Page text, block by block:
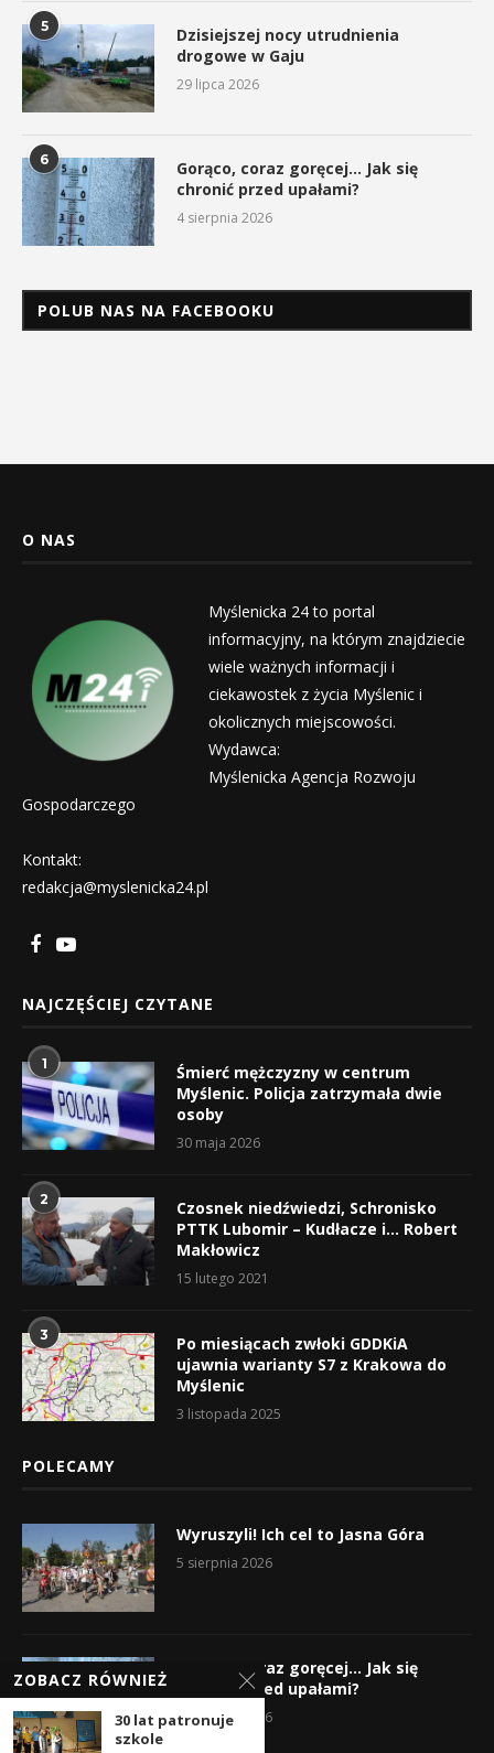
5
Dzisiejszej nocy utrudnienia
drogowe w Gaju
29 lipca 2026
6
Gorąco, coraz goręcej… Jak się
chronić przed upałami?
4 sierpnia 2026
POLUB NAS NA FACEBOOKU
O NAS
Myślenicka 24 to portal
informacyjny, na którym znajdziecie
wiele ważnych informacji i
ciekawostek z życia Myślenic i
okolicznych miejscowości.
Wydawca:
Myślenicka Agencja Rozwoju
Gospodarczego
Kontakt:
redakcja@myslenicka24.pl
NAJCZĘŚCIEJ CZYTANE
1
Śmierć mężczyzny w centrum
Myślenic. Policja zatrzymała dwie
osoby
30 maja 2026
2
Czosnek niedźwiedzi, Schronisko
PTTK Lubomir – Kudłacze i… Robert
Makłowicz
15 lutego 2021
3
Po miesiącach zwłoki GDDKiA
ujawnia warianty S7 z Krakowa do
Myślenic
3 listopada 2025
POLECAMY
Wyruszyli! Ich cel to Jasna Góra
5 sierpnia 2026
Gorąco, coraz goręcej… Jak się
chronić przed upałami?
4 sierpnia 2026
ZOBACZ RÓWNIEŻ
30 lat patronuje
szkole